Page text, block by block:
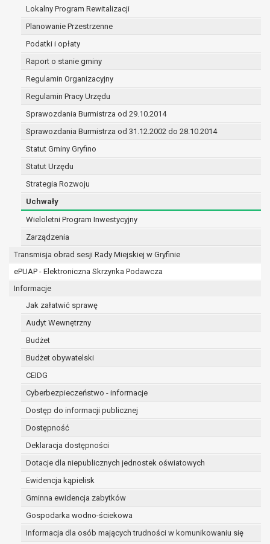
Lokalny Program Rewitalizacji
Planowanie Przestrzenne
Podatki i opłaty
Raport o stanie gminy
Regulamin Organizacyjny
Regulamin Pracy Urzędu
Sprawozdania Burmistrza od 29.10.2014
Sprawozdania Burmistrza od 31.12.2002 do 28.10.2014
Statut Gminy Gryfino
Statut Urzędu
Strategia Rozwoju
Uchwały
Wieloletni Program Inwestycyjny
Zarządzenia
Transmisja obrad sesji Rady Miejskiej w Gryfinie
ePUAP - Elektroniczna Skrzynka Podawcza
Informacje
Jak załatwić sprawę
Audyt Wewnętrzny
Budżet
Budżet obywatelski
CEIDG
Cyberbezpieczeństwo - informacje
Dostęp do informacji publicznej
Dostępność
Deklaracja dostępności
Dotacje dla niepublicznych jednostek oświatowych
Ewidencja kąpielisk
Gminna ewidencja zabytków
Gospodarka wodno-ściekowa
Informacja dla osób mających trudności w komunikowaniu się
(merytorycznych), a także obowiązków i
zadań zleconych przez instytucje
nadrzędne wobec Gminy;
zawarcia i realizacji umów;
ochrony żywotnych interesów osoby, której
wykonania zadania realizowanego w
interesie publicznym lub w ramach
sprawowania władzy publicznej
powierzonej administratorowi;
w pozostałych przypadkach dane osobowe
przetwarzane są wyłącznie na podstawie
wcześniej udzielonej zgody w zakresie i celu
określonym w treści zgody.
W związku z przetwarzaniem danych w celu
wskazanym w pkt. 3, dane osobowe mogą być
udostępniane innym upoważnionym odbiorcom lub
kategoriom odbiorców danych osobowych.
Odbiorcami mogą być:
podmioty, które przetwarzają dane
osobowe w imieniu administratora na
osobowych;
podmioty upoważnione do odbioru danych
przepisów prawa.
Pani/Pana dane osobowe będą przetwarzane
przez okres niezbędny do realizacji celu dla jakiego
zostały zebrane oraz zgodnie z terminami
archiwizacji określonymi przez przepisy prawa
powszechnie obowiązującego.
W przypadku, gdy dane osobowe przetwarzane są
na podstawie zgody osoby, której dane dotyczą
przetwarzanie odbywa się do czasu wycofania tej
zgody.
W przypadku, gdy dane osobowe przetwarzane są
w celu zawarcia i realizacji umowy przetwarzanie
odbywa się przez okres niezbędny do realizacji
zawartej umowy, a po tym czasie w zakresie
wymaganym przez przepisy prawa lub dla